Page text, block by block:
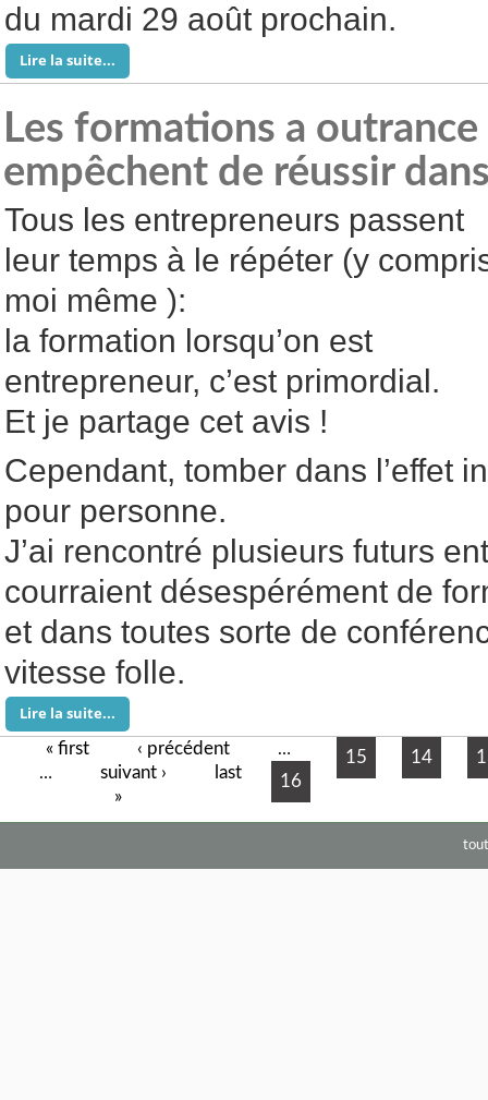
du mardi 29 août prochain.
Lire la suite...
Les formations a
empêchent de réussir
Tous les entrepreneurs passent
leur temps à le répéter (y
moi même ):
la formation lorsqu’on est
entrepreneur, c’est primordial.
Et je partage cet avis !
Cependant, tomber dans l’effet
pour personne.
J’ai rencontré plusieurs futurs
courraient désespérément de
et dans toutes sorte de
vitesse folle.
Lire la suite...
« first ‹ précédent … 14
15
16
… suivant ›
last
»